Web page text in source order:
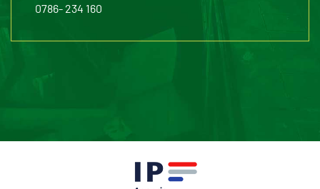
0786- 234 160